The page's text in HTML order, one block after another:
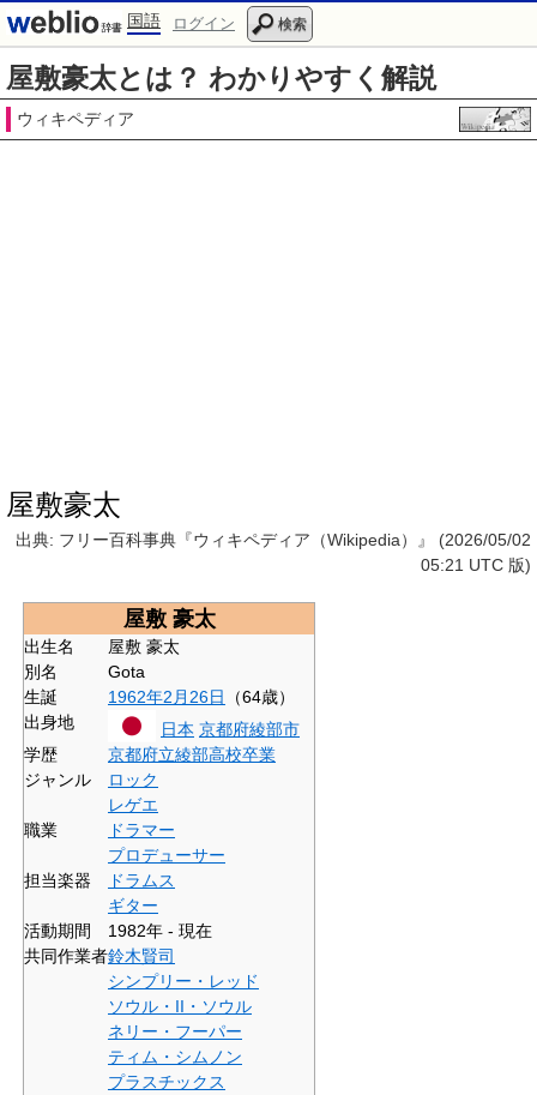
国語 ログイン 検索
屋敷豪太とは？ わかりやすく解説
ウィキペディア
屋敷豪太
出典: フリー百科事典『ウィキペディア（Wikipedia）』 (2026/05/02
05:21 UTC 版)
屋敷 豪太
出生名
屋敷 豪太
別名
Gota
生誕
1962年2月26日
（64歳）
出身地
日本 京都府綾部市
学歴
京都府立綾部高校卒業
ジャンル
ロック
レゲエ
職業
ドラマー
プロデューサー
担当楽器
ドラムス
ギター
活動期間
1982年 - 現在
共同作業者鈴木賢司
シンプリー・レッド
ソウル・II・ソウル
ネリー・フーパー
ティム・シムノン
プラスチックス